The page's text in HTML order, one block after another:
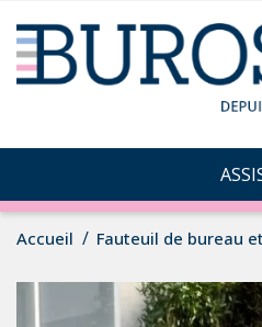
Accueil Fauteuil de bureau